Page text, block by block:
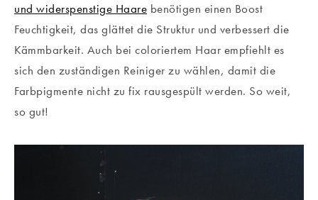
und widerspenstige Haare benötigen einen Boost
Feuchtigkeit, das glättet die Struktur und verbessert die
Kämmbarkeit. Auch bei coloriertem Haar empfiehlt es
sich den zuständigen Reiniger zu wählen, damit die
Farbpigmente nicht zu fix rausgespült werden. So weit,
so gut!